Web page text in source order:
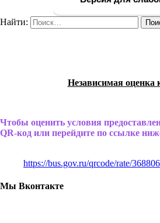
Найти:
Независимая оценка
Чтобы оценить условия
QR-код или перейдите по ссылке
https://bus.gov.ru/qrcode/rate/368806
Мы Вконтакте